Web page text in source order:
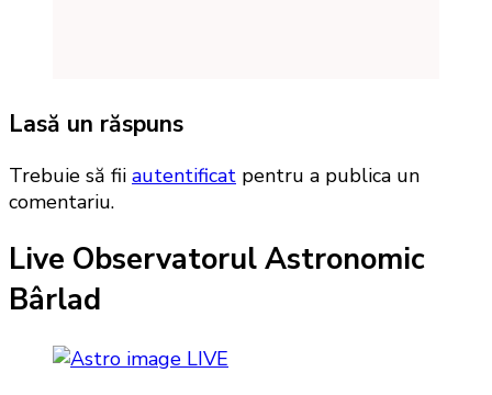
Lasă un răspuns
Trebuie să fii autentificat pentru a publica un
comentariu.
Live Observatorul Astronomic
Bârlad
LIVE